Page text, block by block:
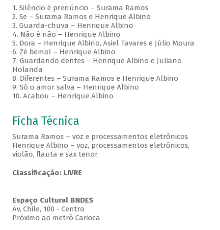
1. Silêncio é prenúncio – Surama Ramos
2. Se – Surama Ramos e Henrique Albino
3. Guarda-chuva – Henrique Albino
4. Não é não – Henrique Albino
5. Dora – Henrique Albino, Asiel Tavares e Júlio Moura
6. Zé bemol – Henrique Albino
7. Guardando dentes – Henrique Albino e Juliano
Holanda
8. Diferentes – Surama Ramos e Henrique Albino
9. Só o amor salva – Henrique Albino
10. Acabou – Henrique Albino
Ficha Técnica
Surama Ramos – voz e processamentos eletrônicos
Henrique Albino – voz, processamentos eletrônicos,
violão, flauta e sax tenor
Classificação: LIVRE
Espaço Cultural BNDES
Av, Chile, 100 - Centro
Próximo ao metrô Carioca